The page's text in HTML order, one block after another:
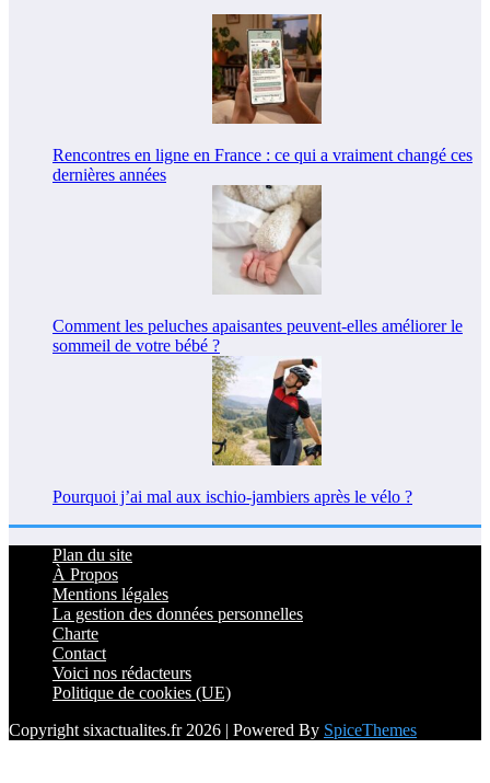
Rencontres en ligne en France : ce qui a vraiment changé ces
dernières années
Comment les peluches apaisantes peuvent-elles améliorer le
sommeil de votre bébé ?
Pourquoi j’ai mal aux ischio-jambiers après le vélo ?
Plan du site
À Propos
Mentions légales
La gestion des données personnelles
Charte
Contact
Voici nos rédacteurs
Politique de cookies (UE)
Copyright sixactualites.fr 2026 | Powered By SpiceThemes